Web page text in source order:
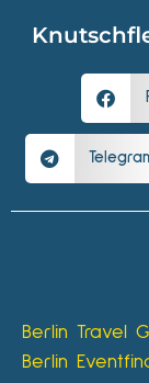
Berlin Travel
Berlin